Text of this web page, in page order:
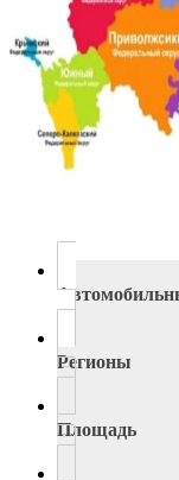
Регионы
Площадь